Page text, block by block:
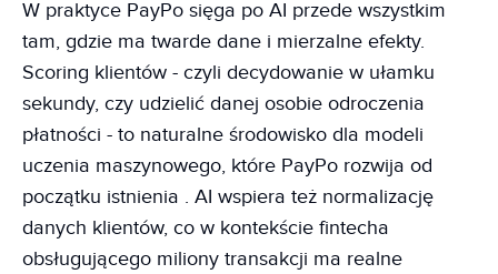
W praktyce PayPo sięga po AI przede wszystkim
tam, gdzie ma twarde dane i mierzalne efekty.
Scoring klientów - czyli decydowanie w ułamku
sekundy, czy udzielić danej osobie odroczenia
płatności - to naturalne środowisko dla modeli
uczenia maszynowego, które PayPo rozwija od
początku istnienia . AI wspiera też normalizację
danych klientów, co w kontekście fintecha
obsługującego miliony transakcji ma realne